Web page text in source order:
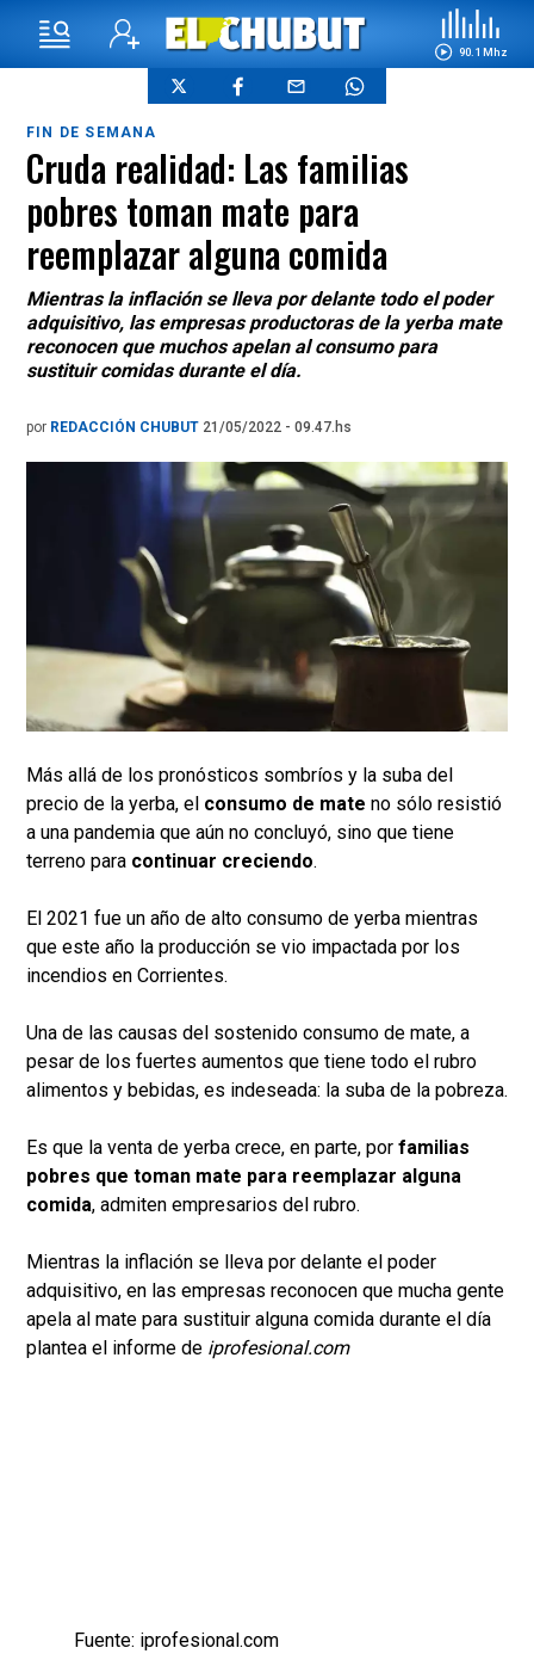
90.1 Mhz
FIN DE SEMANA
Cruda realidad: Las familias
pobres toman mate para
reemplazar alguna comida
Mientras la inflación se lleva por delante todo el poder
adquisitivo, las empresas productoras de la yerba mate
reconocen que muchos apelan al consumo para
sustituir comidas durante el día.
por REDACCIÓN CHUBUT 21/05/2022 - 09.47.hs
Más allá de los pronósticos sombríos y la suba del
precio de la yerba, el consumo de mate no sólo resistió
a una pandemia que aún no concluyó, sino que tiene
terreno para continuar creciendo.
El 2021 fue un año de alto consumo de yerba mientras
que este año la producción se vio impactada por los
incendios en Corrientes.
Una de las causas del sostenido consumo de mate, a
pesar de los fuertes aumentos que tiene todo el rubro
alimentos y bebidas, es indeseada: la suba de la pobreza.
Es que la venta de yerba crece, en parte, por familias
pobres que toman mate para reemplazar alguna
comida, admiten empresarios del rubro.
Mientras la inflación se lleva por delante el poder
adquisitivo, en las empresas reconocen que mucha gente
apela al mate para sustituir alguna comida durante el día
plantea el informe de iprofesional.com
Fuente: iprofesional.com